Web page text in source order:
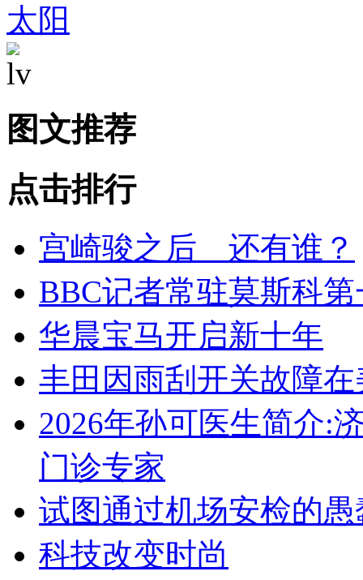
太阳
图文推荐
点击排行
宫崎骏之后 还有谁？
BBC记者常驻莫斯科
华晨宝马开启新十年
丰田因雨刮开关故障
2026年孙可医生简介:
门诊专家
试图通过机场安检的
科技改变时尚